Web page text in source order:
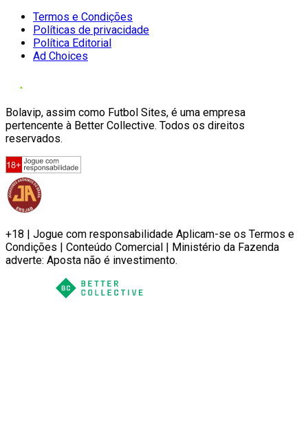
Termos e Condições
Políticas de privacidade
Política Editorial
Ad Choices
Bolavip, assim como Futbol Sites, é uma empresa
pertencente à Better Collective. Todos os direitos
reservados.
+18 | Jogue com responsabilidade Aplicam-se os Termos e
Condições | Conteúdo Comercial | Ministério da Fazenda
adverte: Aposta não é investimento.